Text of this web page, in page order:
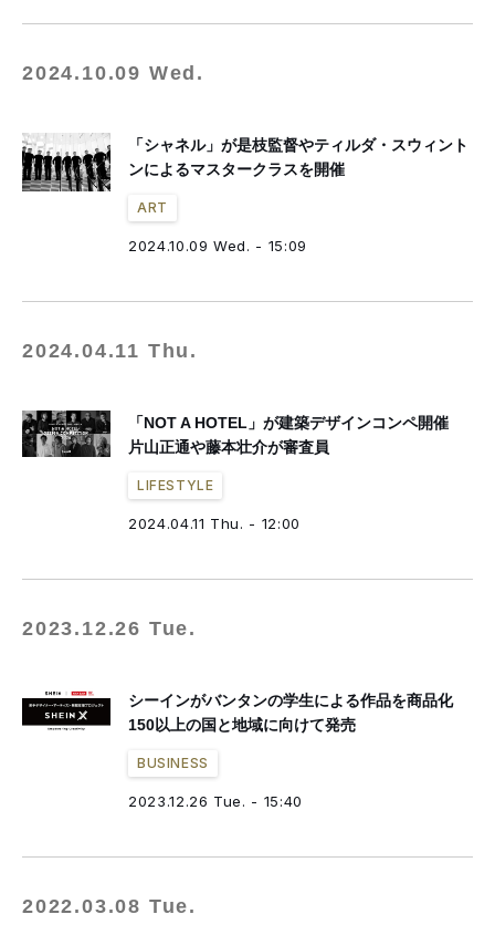
2024.10.09 Wed.
「シャネル」が是枝監督やティルダ・スウィント
ンによるマスタークラスを開催
ART
2024.10.09 Wed. - 15:09
2024.04.11 Thu.
「NOT A HOTEL」が建築デザインコンペ開催
片山正通や藤本壮介が審査員
LIFESTYLE
2024.04.11 Thu. - 12:00
2023.12.26 Tue.
シーインがバンタンの学生による作品を商品化
150以上の国と地域に向けて発売
BUSINESS
2023.12.26 Tue. - 15:40
2022.03.08 Tue.